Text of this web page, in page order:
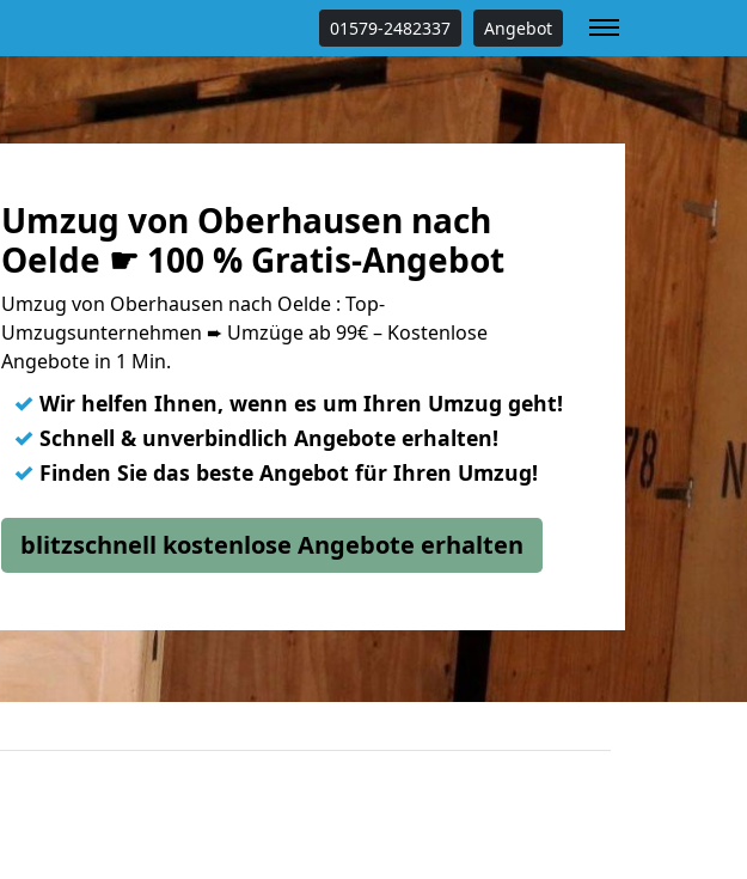
01579-2482337 Angebot
Umzug von Oberhausen nach
Oelde ☛ 100 % Gratis-Angebot
Umzug von Oberhausen nach Oelde : Top-
Umzugsunternehmen ➨ Umzüge ab 99€ – Kostenlose
Angebote in 1 Min.
✓ Wir helfen Ihnen, wenn es um Ihren Umzug geht!
✓ Schnell & unverbindlich Angebote erhalten!
✓ Finden Sie das beste Angebot für Ihren Umzug!
blitzschnell kostenlose Angebote erhalten